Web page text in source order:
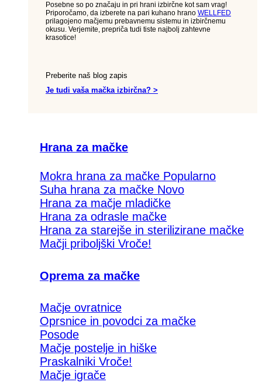
Posebne so po značaju in pri hrani izbirčne kot sam vrag!
Priporočamo, da izberete na pari kuhano hrano WELLFED
prilagojeno mačjemu prebavnemu sistemu in izbirčnemu
okusu. Verjemite, prepriča tudi tiste najbolj zahtevne
krasotice!
Preberite naš blog zapis
Je tudi vaša mačka izbirčna? >
Hrana za mačke
Mokra hrana za mačke
Suha hrana za mačke
Hrana za mačje mladičke
Hrana za odrasle mačke
Hrana za starejše in sterilizirane mačke
Mačji priboljški
Oprema za mačke
Mačje ovratnice
Oprsnice in povodci za mačke
Posode
Mačje postelje in hiške
Praskalniki
Mačje igrače